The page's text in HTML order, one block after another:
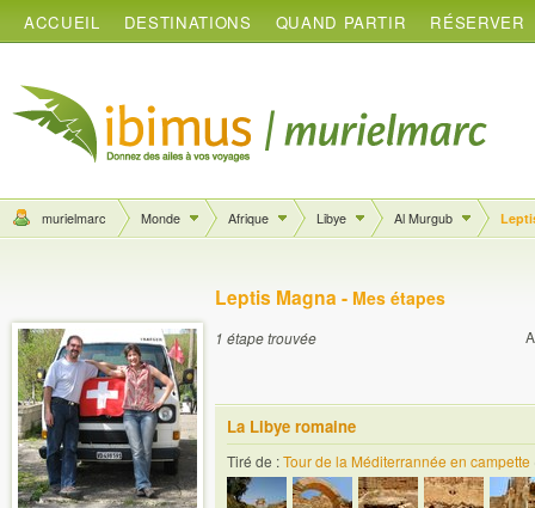
ACCUEIL DESTINATIONS QUAND PARTIR RÉSERVER
murielmarc Monde Afrique Libye Al Murgub
Leptis Magna - Mes étapes
1 étape trouvée
La Libye romaine
Tiré de :Tour de la Méditerrannée en campette